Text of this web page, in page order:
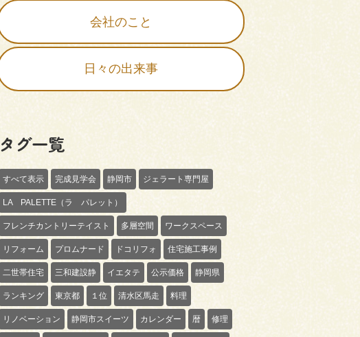
会社のこと
日々の出来事
タグ一覧
すべて表示 完成見学会 静岡市 ジェラート専門屋
LA PALETTE（ラ パレット）
フレンチカントリーテイスト 多層空間 ワークスペース
リフォーム プロムナード ドコリフォ 住宅施工事例
二世帯住宅 三和建設静 イエタテ 公示価格 静岡県
ランキング 東京都 １位 清水区馬走 料理
リノベーション 静岡市スイーツ カレンダー 暦 修理